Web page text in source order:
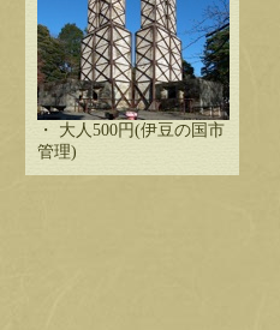
・ 大人500円(伊豆の国市
管理)